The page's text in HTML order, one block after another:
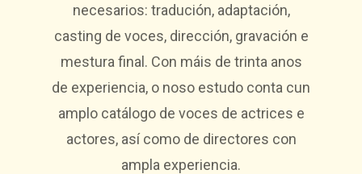
necesarios: tradución, adaptación,
casting de voces, dirección, gravación e
mestura final. Con máis de trinta anos
de experiencia, o noso estudo conta cun
amplo catálogo de voces de actrices e
actores, así como de directores con
ampla experiencia.